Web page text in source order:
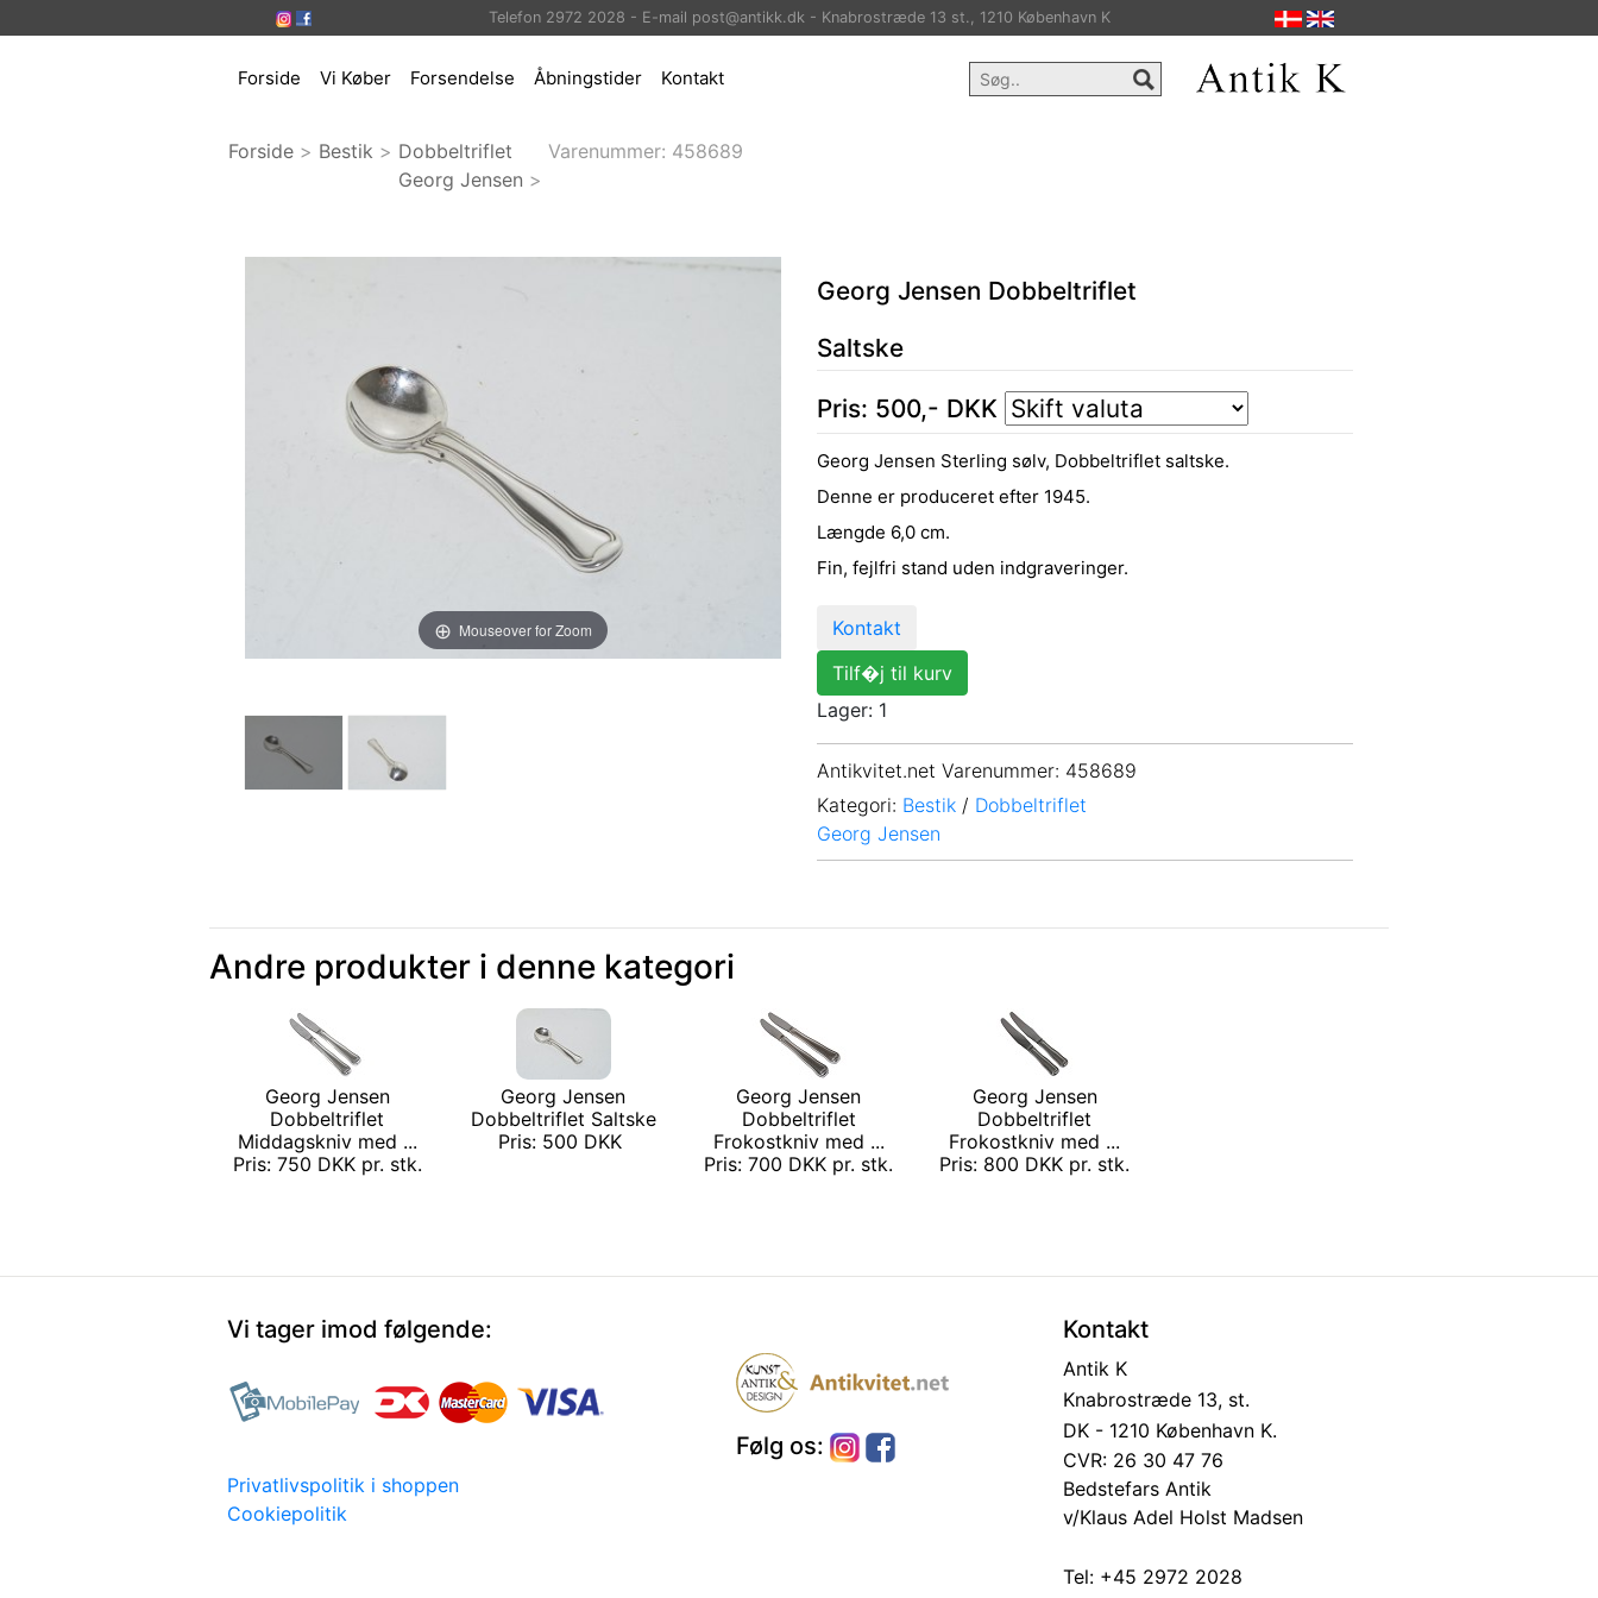
Telefon 2972 2028 - E-mail post@antikk.dk - Knabrostræde 13 st., 1210 København K
Forside Vi Køber Forsendelse Åbningstider Kontakt
Forside > Bestik > Dobbeltriflet
Georg Jensen >
Varenummer: 458689
Mouseover for Zoom
Georg Jensen Dobbeltriflet
Saltske
Pris: 500,- DKK
Georg Jensen Sterling sølv, Dobbeltriflet saltske.
Denne er produceret efter 1945.
Længde 6,0 cm.
Fin, fejlfri stand uden indgraveringer.
Kontakt
Tilf�j til kurv
Lager: 1
Antikvitet.net Varenummer: 458689
Kategori: Bestik / Dobbeltriflet
Georg Jensen
Andre produkter i denne kategori
Georg Jensen
Dobbeltriflet
Middagskniv med ...
Pris: 750 DKK pr. stk.
Georg Jensen
Dobbeltriflet Saltske
Pris: 500 DKK
Georg Jensen
Dobbeltriflet
Frokostkniv med ...
Pris: 700 DKK pr. stk.
Georg Jensen
Dobbeltriflet
Frokostkniv med ...
Pris: 800 DKK pr. stk.
Vi tager imod følgende:
Privatlivspolitik i shoppen
Cookiepolitik
Følg os:
Kontakt
Antik K
Knabrostræde 13, st.
DK - 1210 København K.
CVR: 26 30 47 76
Bedstefars Antik
v/Klaus Adel Holst Madsen
Tel: +45 2972 2028